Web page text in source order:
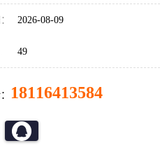
2026-08-09
49
18116413584